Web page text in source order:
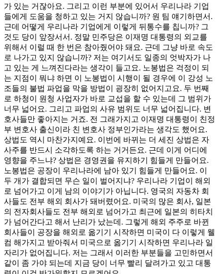
가 있는 거잖아요. 그리고 이런 부분에 있어서 우리나라 기업
들에게 도움을 청하고 있는 거지 않습니까? 원 팀 얘기하면서.
근데 어떻게 우리나라 기업에게 이렇게 뒤통수를 칩니까? 그
것도 당이 앞장서서. 정말 민주당은 이재명 대통령의 외교를
위해서 이럴 때 한 번은 참아줬어야 돼요. 근데 그냥 바로 속도
로 나가고 있지 않습니까? 저는 여기서도 일종의 엇박자가 나
고 있는 게 느껴진다라는 생각이 들고요. 노봉법은 걱정이 되
는 지점이 뭐냐 하면 이 노봉법이 시행이 될 경우에 이 강성 노
조들의 불법 파업을 막을 방법이 굉장히 없어지고요. 두 번째
로 하청이 원청 사업자가 바로 교섭을 할 수 있는데 그 범위가
너무 넓어요. 그리고 파업의 사유 범위도 너무 넓어집니다. 변
호사들만 좋아지는 거죠. 전 그래가지고 이재명 대통령이 친정
부 변호사 출신이라 친 변호사 정부인가라는 생각도 했어요.
상법도 역시 마찬가지예요. 이번에 바뀌는 더 세진 상법은 자
사주를 반드시 소각하도록 하는 거거든요. 근데 이게 어디에
영향을 주느냐? 상법은 경영권을 유지하기 힘들게 만들어요.
노봉법은 공장이 우리나라에 남아 있기 힘들게 만들어요. 이
두 개가 결합되면 무슨 일이 벌어지냐? 우리나라 기업이 해외
로 넘어가고 이게 남의 이야기가 아닙니다. 영국의 자동차 회
사들도 전부 해외 회사가 돼버렸어요. 미국의 많은 회사, 일본
의 전자회사들도 전부 해외로 넘어가고 최근에 일본의 히타치
가 넘어간다고 해서 난리가 났는데. 그렇게 해외 주주로 바뀐
회사들이 공장을 해외로 옮기기 시작하면 미국이 다 이렇게 웰
컴 해가지고 받아줘서 미국으로 옮기기 시작하면 우리나라 일
자리가 없어집니다. 저는 그래서 이러한 부분들을 고민하면서
같이 좀 가야 되는데 지금 당이 너무 빨리 달려가고 있고 대통